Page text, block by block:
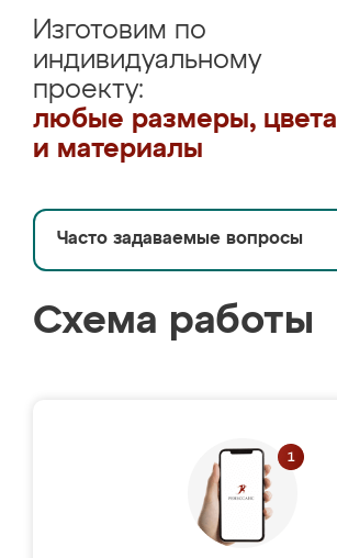
Изготовим по
индивидуальному
проекту:
любые размеры, цвета
и материалы
Часто задаваемые вопросы
Схема работы